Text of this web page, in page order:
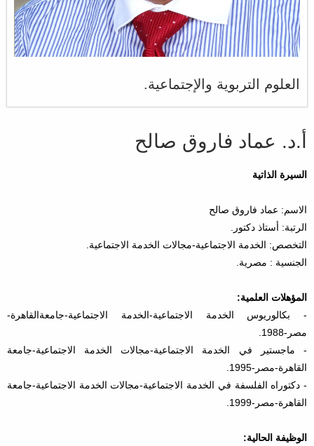
العلوم التربوية والإجتماعية.
أ.د. عماد فاروق صالح
السيرة الذاتية
الاسم: عماد فاروق صالح
الرتبة: أستاذ دكتور.
التخصص: الخدمة الاجتماعية-مجالات الخدمة الاجتماعية.
الجنسية : مصرية.
المؤهلات العلمية:
- بكالوريوس الخدمة الاجتماعية-الخدمة الاجتماعية-جامعةالقاهرة-
مصر-1988.
- ماجستير في الخدمة الاجتماعية-مجالات الخدمة الاجتماعية-جامعة
القاهرة-مصر-1995.
- دكتوراه الفلسفة في الخدمة الاجتماعية-مجالات الخدمة الاجتماعية-جامعة
القاهرة-مصر-1999.
الوظيفة الحالية: